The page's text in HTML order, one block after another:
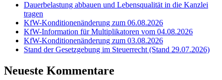
Dauerbelastung abbauen und Lebensqualität in die Kanzlei
tragen
KfW-Konditionenänderung zum 06.08.2026
KfW-Information für Multiplikatoren vom 04.08.2026
KfW-Konditionenänderung zum 03.08.2026
Stand der Gesetzgebung im Steuerrecht (Stand 29.07.2026)
Neueste Kommentare